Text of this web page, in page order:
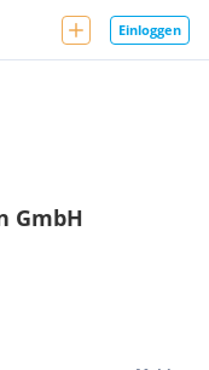
Einloggen
GmbH